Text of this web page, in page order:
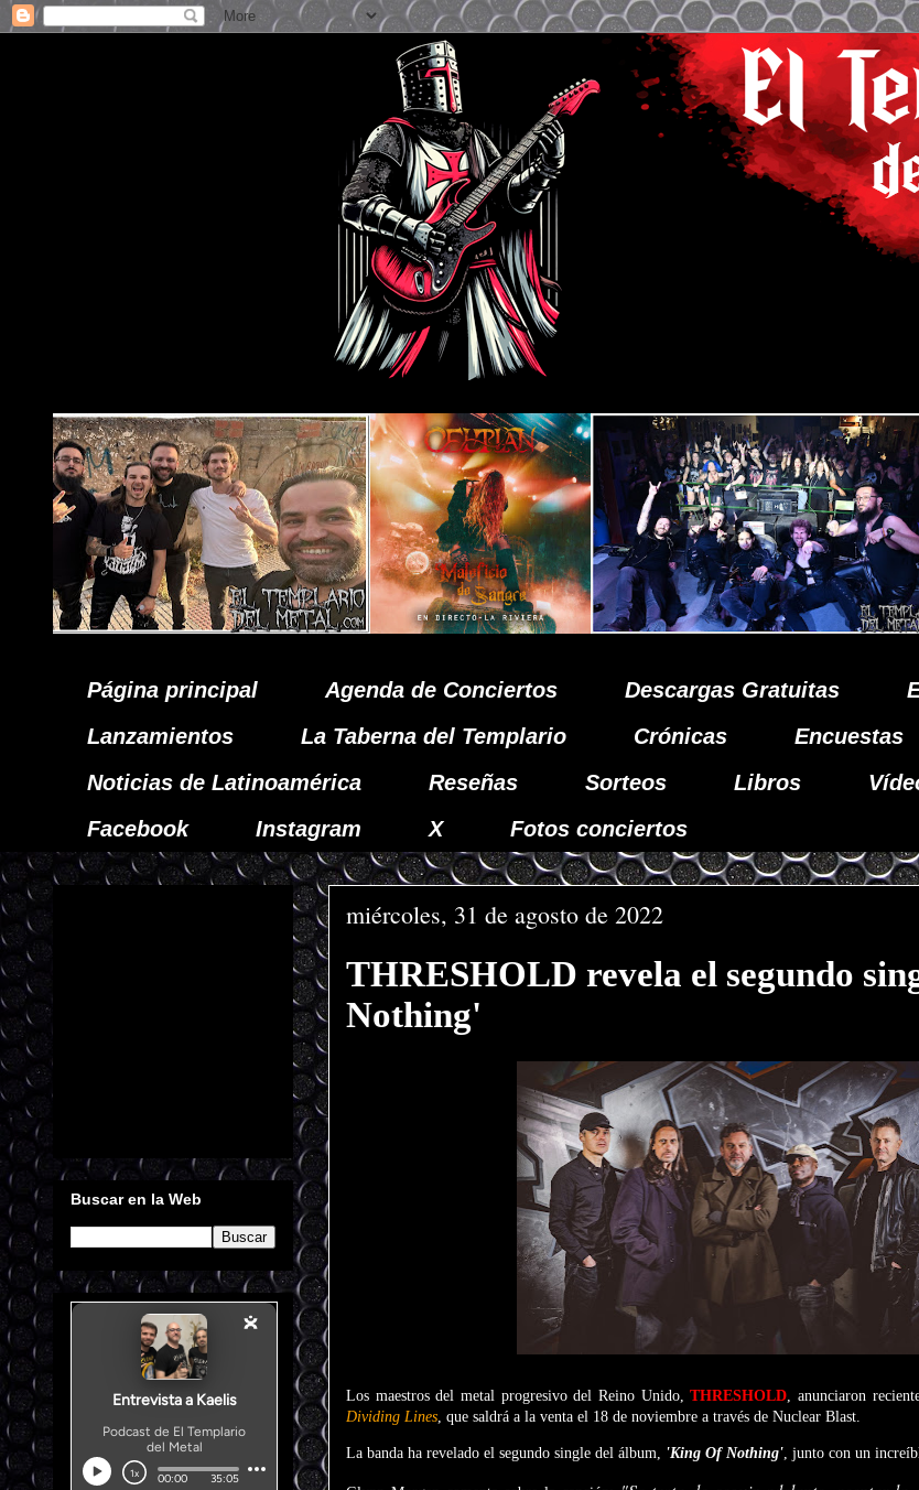
Página principal Agenda de Conciertos Descargas Gratuitas
Lanzamientos
La Taberna del Templario Crónicas Encuestas
Noticias de Latinoamérica
Reseñas Sorteos Libros
Facebook
Instagram X Fotos conciertos
miércoles, 31 de agosto de 2022
THRESHOLD revela el segundo
Nothing'
Los maestros del metal progresivo del Reino Unido,THRESHOLD, anunciaron
Dividing Lines, que saldrá a la venta el 18 de noviembre a través de Nuclear Blast.
La banda ha revelado el segundo single del álbum, 'King Of Nothing', junto con un
Buscar en la Web